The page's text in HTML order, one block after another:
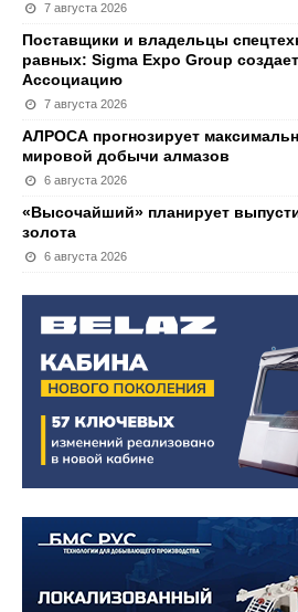
7 августа 2026
Поставщики и владельцы
равных: Sigma Expo Group
Ассоциацию
7 августа 2026
АЛРОСА прогнозирует
мировой добычи алмазов
6 августа 2026
«Высочайший» планирует
золота
6 августа 2026